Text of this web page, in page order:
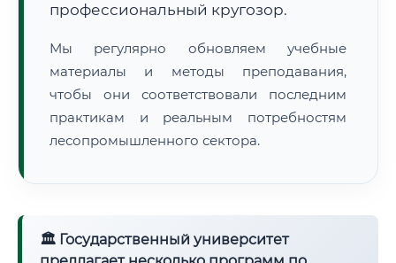
🔍 Нажмите на документ для увеличения и просмотра
профессиональный кругозор.
Мы регулярно обновляем учебные
материалы и методы преподавания,
чтобы они соответствовали последним
практикам и реальным потребностям
лесопромышленного сектора.
🏛 Государственный университет